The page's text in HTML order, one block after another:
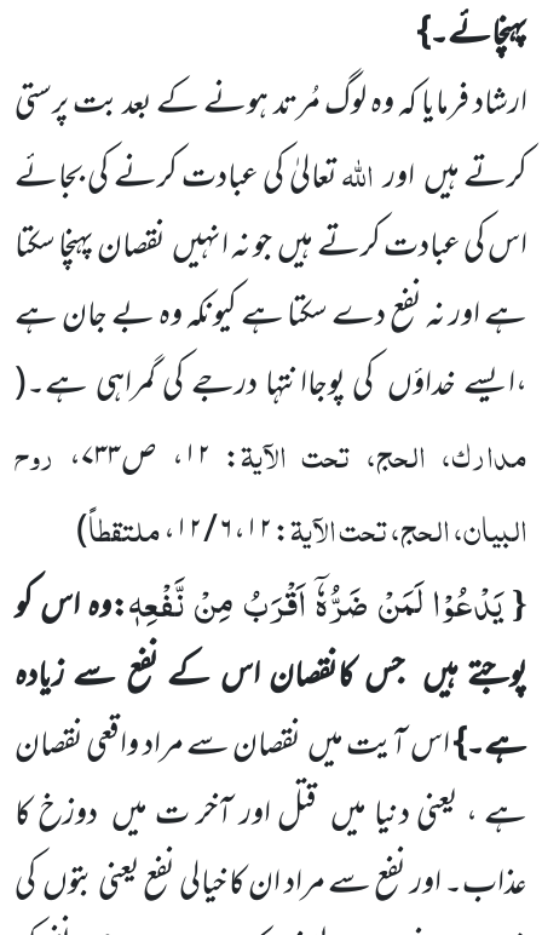
پہنچائے۔}
ارشاد فرمایا کہ وہ لوگ مُرتد ہونے کے بعد بت پرستی
کرتے ہیںاوراللہتعالیٰ کی عبادت کرنے کی بجائے
اس کی عبادت کرتےہیںجو نہ انہیںنقصان پہنچا سکتا
ہے اور نہ نفع دے سکتا ہے کیونکہ وہ بے جان ہے
،ایسے خداؤں کی پوجاانتہا درجے کی گمراہی ہے۔(
مدارک، الحج، تحت الآیۃ: ۱۲، ص۷۳۳،
روح
البیان، الحج، تحت الآیۃ: ۱۲، ۶ / ۱۲، ملتقطاً)
{یَدْعُوْا لَمَنْ ضَرُّهٗۤ اَقْرَبُ مِنْ نَّفْعِهٖ:وہ اس کو
پوجتے ہیں جس کانقصان اس کے نفع سے زیادہ
ہے۔}اس آیت میں نقصان سے مراد واقعی نقصان
ہے ، یعنی دنیا میں قتل اور آخر ت میں دوزخ کا
عذاب۔ اور نفع سے مراد ان کا خیالی نفع یعنی بتوں کی